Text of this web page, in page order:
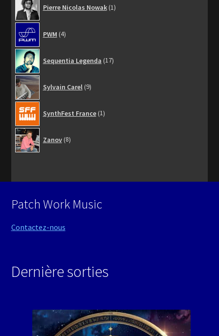
Pierre Nicolas Nowak 1produit
PWM 4produits
Sequentia Legenda 17produits
Sylvain Carel 9produits
SynthFest France 1produit
Zanov 8produits
Patch Work Music
Contactez-nous
Dernière sorties